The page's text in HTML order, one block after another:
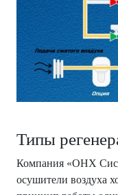
Типы
Компания «ОНХ
осушители воздуха